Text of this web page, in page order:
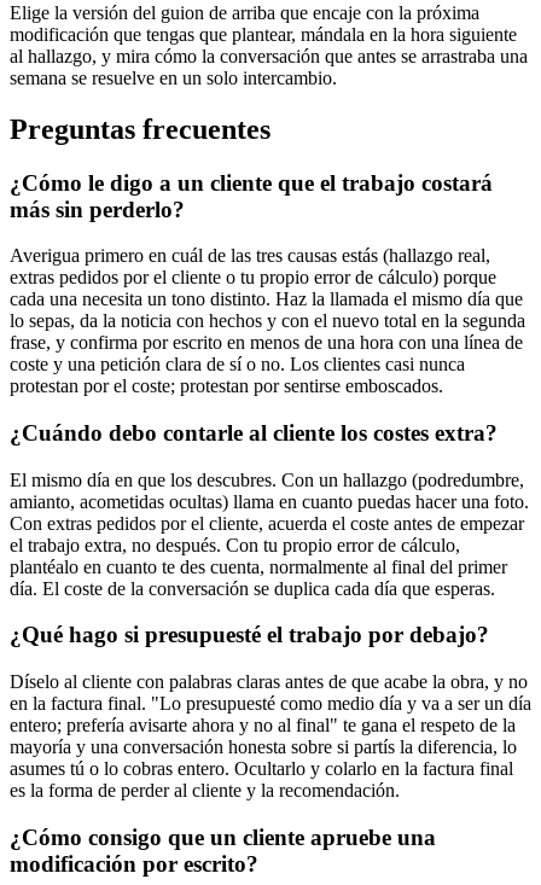
Elige la versión del guion de arriba que encaje con la próxima
modificación que tengas que plantear, mándala en la hora siguiente
al hallazgo, y mira cómo la conversación que antes se arrastraba una
semana se resuelve en un solo intercambio.
Preguntas frecuentes
¿Cómo le digo a un cliente que el trabajo costará
más sin perderlo?
Averigua primero en cuál de las tres causas estás (hallazgo real,
extras pedidos por el cliente o tu propio error de cálculo) porque
cada una necesita un tono distinto. Haz la llamada el mismo día que
lo sepas, da la noticia con hechos y con el nuevo total en la segunda
frase, y confirma por escrito en menos de una hora con una línea de
coste y una petición clara de sí o no. Los clientes casi nunca
protestan por el coste; protestan por sentirse emboscados.
¿Cuándo debo contarle al cliente los costes extra?
El mismo día en que los descubres. Con un hallazgo (podredumbre,
amianto, acometidas ocultas) llama en cuanto puedas hacer una foto.
Con extras pedidos por el cliente, acuerda el coste antes de empezar
el trabajo extra, no después. Con tu propio error de cálculo,
plantéalo en cuanto te des cuenta, normalmente al final del primer
día. El coste de la conversación se duplica cada día que esperas.
¿Qué hago si presupuesté el trabajo por debajo?
Díselo al cliente con palabras claras antes de que acabe la obra, y no
en la factura final. "Lo presupuesté como medio día y va a ser un día
entero; prefería avisarte ahora y no al final" te gana el respeto de la
mayoría y una conversación honesta sobre si partís la diferencia, lo
asumes tú o lo cobras entero. Ocultarlo y colarlo en la factura final
es la forma de perder al cliente y la recomendación.
¿Cómo consigo que un cliente apruebe una
modificación por escrito?